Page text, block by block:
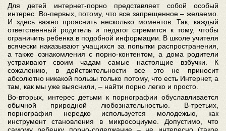
Для детей интернет-порно представляет собой особый
интерес. Во-первых, потому, что все запрещенное – желаемо.
И здесь важно прояснить несколько моментов. Так, каждый
ответственный родитель и педагог стремится к тому, чтобы
ограничить ребенка в подобной информации. В школе учителя
всячески наказывают учащихся за попытки распространения,
а также ознакомления с порно-контентом, а дома родители
устраивают своим чадам самые настоящие взбучки. К
сожалению, в действительности все это не приносит
абсолютно никакой пользы только потому, что есть Интернет, а
там, как мы уже выяснили, – найти порно легко и просто.
Во-вторых, интерес детьми к порнографии обуславливается
обычной природной любознательностью. В-третьих,
порнография нередко используется молодежью, как
инструмент становления в микросоциуме. Допустимо, что